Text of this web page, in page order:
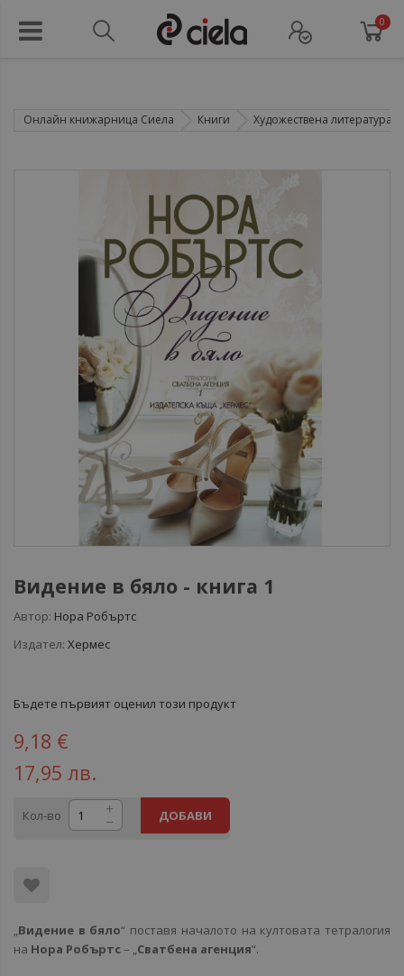
0
Онлайн книжарница Сиела Книги Художествена литература
Видение в бяло - книга 1
Автор: Нора Робъртс
Издател: Хермес
Бъдете първият оценил този продукт
9,18 €
17,95 лв.
Кол-во ДОБАВИ
„Видение в бяло“ поставя началото на култовата тетралогия
на Нора Робъртс– „Сватбена агенция“.